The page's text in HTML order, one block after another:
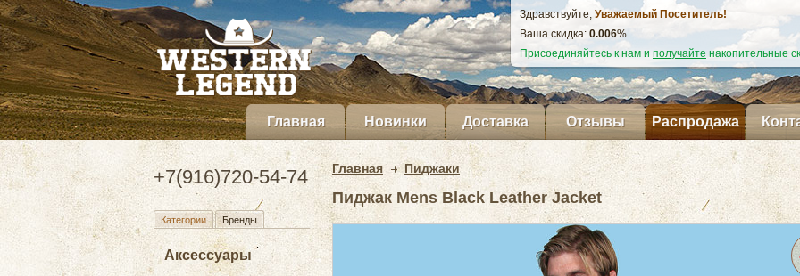
Здравствуйте, Уважаемый Посетитель!
Ваша скидка: 0.007%
Присоединяйтесь к нам и получайте накопительные
Главная Новинки Доставка Отзывы Распродажа
+7(916)720-54-74
Категории Бренды
Аксессуары
Главная Пиджаки
Пиджак Mens Black Leather Jacket